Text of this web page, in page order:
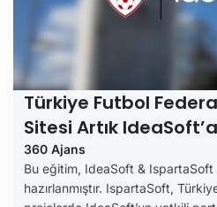
Türkiye Futbol
Sitesi Artık
360 Ajans
Bu eğitim, IdeaSoft & IspartaSoft
hazırlanmıştır. IspartaSoft,